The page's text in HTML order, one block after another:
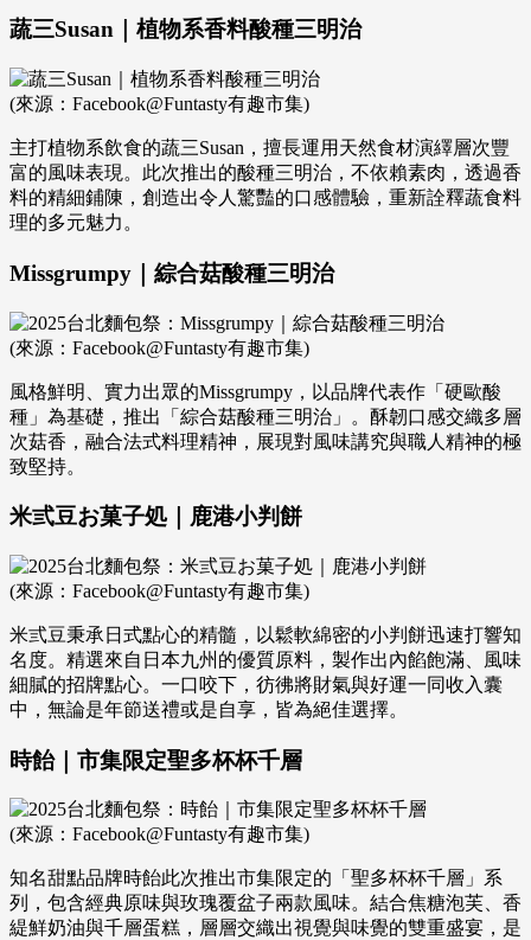
蔬三Susan｜植物系香料酸種三明治
(來源：Facebook@Funtasty有趣市集)
主打植物系飲食的蔬三Susan，擅長運用天然食材演繹層次豐
富的風味表現。此次推出的酸種三明治，不依賴素肉，透過香
料的精細鋪陳，創造出令人驚豔的口感體驗，重新詮釋蔬食料
理的多元魅力。
Missgrumpy｜綜合菇酸種三明治
(來源：Facebook@Funtasty有趣市集)
風格鮮明、實力出眾的Missgrumpy，以品牌代表作「硬歐酸
種」為基礎，推出「綜合菇酸種三明治」。酥韌口感交織多層
次菇香，融合法式料理精神，展現對風味講究與職人精神的極
致堅持。
米弎豆お菓子処｜鹿港小判餅
(來源：Facebook@Funtasty有趣市集)
米弎豆秉承日式點心的精髓，以鬆軟綿密的小判餅迅速打響知
名度。精選來自日本九州的優質原料，製作出內餡飽滿、風味
細膩的招牌點心。一口咬下，彷彿將財氣與好運一同收入囊
中，無論是年節送禮或是自享，皆為絕佳選擇。
時飴｜市集限定聖多杯杯千層
(來源：Facebook@Funtasty有趣市集)
知名甜點品牌時飴此次推出市集限定的「聖多杯杯千層」系
列，包含經典原味與玫瑰覆盆子兩款風味。結合焦糖泡芙、香
緹鮮奶油與千層蛋糕，層層交織出視覺與味覺的雙重盛宴，是